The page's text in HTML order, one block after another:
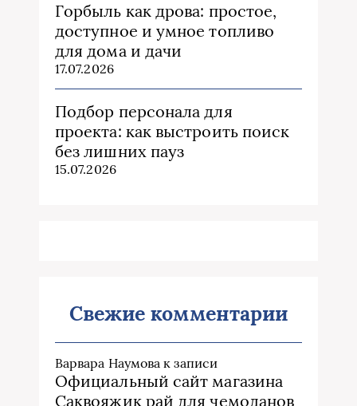
Горбыль как дрова: простое,
доступное и умное топливо
для дома и дачи
17.07.2026
Подбор персонала для
проекта: как выстроить поиск
без лишних пауз
15.07.2026
Свежие комментарии
Варвара Наумова к записи
Официальный сайт магазина
Саквояжик рай для чемоданов